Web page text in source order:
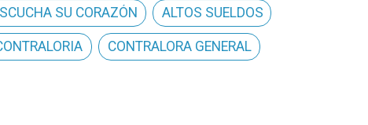
SU CORAZÓN ALTOS SUELDOS
CONTRALORA GENERAL